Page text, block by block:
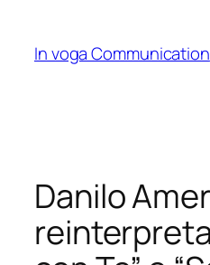
content
In voga Communication
Danilo